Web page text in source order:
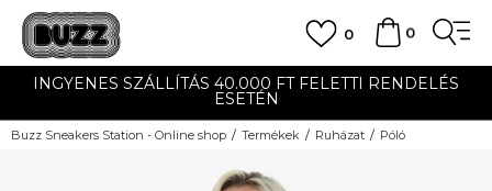
0
0
INGYENES SZÁLLÍTÁS 40.000 FT FELETTI RENDELÉS
ESETÉN
Buzz Sneakers Station - Online shop Termékek Ruházat Póló